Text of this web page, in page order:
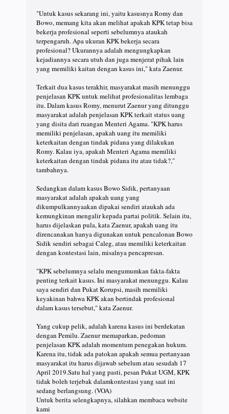
"Untuk kasus sekarang ini, yaitu kasusnya Romy dan
Bowo, memang kita akan melihat apakah KPK tetap bisa
bekerja profesional seperti sebelumnya ataukah
terpengaruh. Apa ukuran KPK bekerja secara
profesional? Ukurannya adalah mengungkapkan
kejadiannya secara utuh dan juga menjerat pihak lain
yang memiliki kaitan dengan kasus ini," kata Zaenur.
Terkait dua kasus terakhir, masyarakat masih menunggu
penjelasan KPK untuk melihat profesionalitas lembaga
itu. Dalam kasus Romy, menurut Zaenur yang ditunggu
masyarakat adalah penjelasan KPK terkait status uang
yang disita dari ruangan Menteri Agama. "KPK harus
memiliki penjelasan, apakah uang itu memiliki
keterkaitan dengan tindak pidana yang dilakukan
Romy. Kalau iya, apakah Menteri Agama memiliki
keterkaitan dengan tindak pidana itu atau tidak?,"
tambahnya.
Sedangkan dalam kasus Bowo Sidik, pertanyaan
masyarakat adalah apakah uang yang
dikumpulkannyaakan dipakai sendiri ataukah ada
kemungkinan mengalir kepada partai politik. Selain itu,
harus dijelaskan pula, kata Zaenur, apakah uang itu
direncanakan hanya digunakan untuk pencalonan Bowo
Sidik sendiri sebagai Caleg, atau memiliki keterkaitan
dengan kontestasi lain, misalnya pencapresan.
"KPK sebelumnya selalu mengumumkan fakta-fakta
penting terkait kasus. Ini masyarakat menunggu. Kalau
saya sendiri dan Pukat Korupsi, masih memiliki
keyakinan bahwa KPK akan bertindak profesional
dalam kasus tersebut," kata Zaenur.
Yang cukup pelik, adalah karena kasus ini berdekatan
dengan Pemilu. Zaenur memaparkan, pedoman
penjelasan KPK adalah momentum penegakan hukum.
Karena itu, tidak ada patokan apakah semua pertanyaan
masyarakat itu harus dijawab sebelum atau sesudah 17
April 2019.Satu hal yang pasti, pesan Pukat UGM, KPK
tidak boleh terjebak dalamkontestasi yang saat ini
sedang berlangsung. (VOA)
Untuk berita selengkapnya, silahkan membaca website
kami